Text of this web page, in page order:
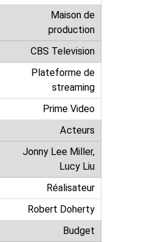
Maison de
production
CBS Television
Plateforme de
streaming
Prime Video
Acteurs
Jonny Lee Miller,
Lucy Liu
Réalisateur
Robert Doherty
Budget